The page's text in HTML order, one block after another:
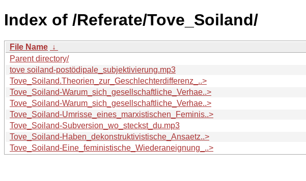
Index of /Referate/Tove_Soiland/
File Name ↓
Parent directory/
tove soiland-postödipale_subjektivierung.mp3
Tove_Soiland.Theorien_zur_Geschlechterdifferenz_..>
Tove_Soiland-Warum_sich_gesellschaftliche_Verhae..>
Tove_Soiland-Warum_sich_gesellschaftliche_Verhae..>
Tove_Soiland-Umrisse_eines_marxistischen_Feminis..>
Tove_Soiland-Subversion_wo_steckst_du.mp3
Tove_Soiland-Haben_dekonstruktivistische_Ansaetz..>
Tove_Soiland-Eine_feministische_Wiederaneignung_..>